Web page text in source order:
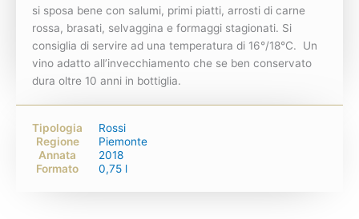
si sposa bene con salumi, primi piatti, arrosti di carne
rossa, brasati, selvaggina e formaggi stagionati. Si
consiglia di servire ad una temperatura di 16°/18°C. Un
vino adatto all’invecchiamento che se ben conservato
dura oltre 10 anni in bottiglia.
Tipologia
Rossi
Regione
Piemonte
Annata
2018
Formato
0,75 l